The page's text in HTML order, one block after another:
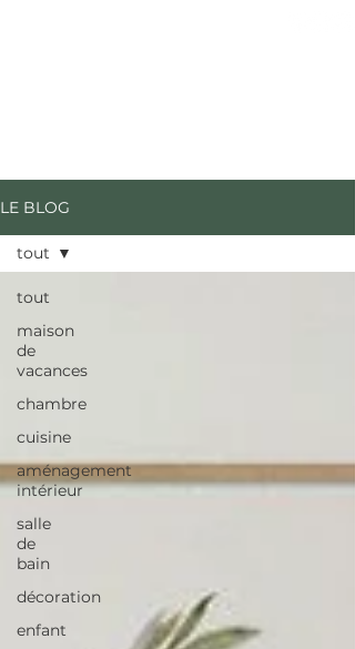
LE BLOG
tout
maison
de
vacances
chambre
cuisine
aménagement
intérieur
salle
de
bain
décoration
enfant
tout